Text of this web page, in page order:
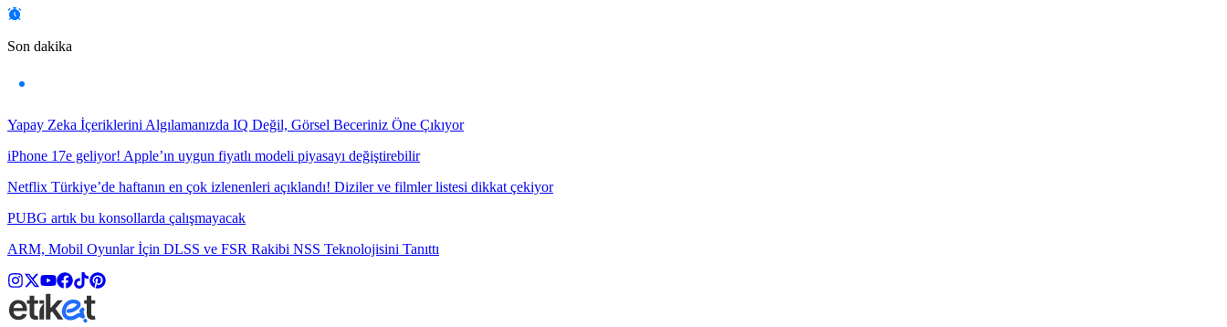
Son dakika
Yapay Zeka İçeriklerini Algılamanızda IQ Değil, Görsel Beceriniz Öne Çıkıyor
iPhone 17e geliyor! Apple’ın uygun fiyatlı modeli piyasayı değiştirebilir
Netflix Türkiye’de haftanın en çok izlenenleri açıklandı! Diziler ve filmler listesi dikkat çekiyor
PUBG artık bu konsollarda çalışmayacak
ARM, Mobil Oyunlar İçin DLSS ve FSR Rakibi NSS Teknolojisini Tanıttı